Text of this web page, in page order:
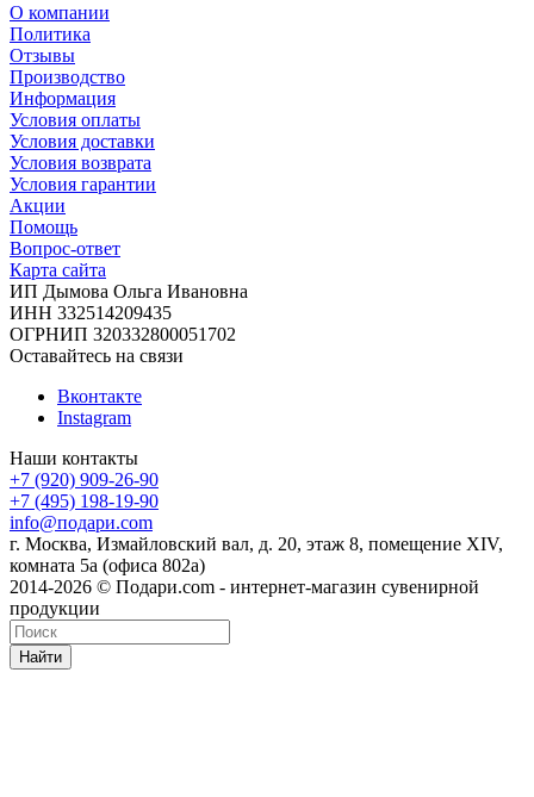
О компании
Политика
Отзывы
Производство
Информация
Условия оплаты
Условия доставки
Условия возврата
Условия гарантии
Акции
Помощь
Вопрос-ответ
Карта сайта
ИП Дымова Ольга Ивановна
ИНН 332514209435
ОГРНИП 320332800051702
Оставайтесь на связи
Вконтакте
Instagram
Наши контакты
+7 (920) 909-26-90
+7 (495) 198-19-90
info@подари.com
г. Москва, Измайловский вал, д. 20, этаж 8, помещение XIV,
комната 5а (офиса 802а)
2014-2026 © Подари.com - интернет-магазин сувенирной
продукции
Найти